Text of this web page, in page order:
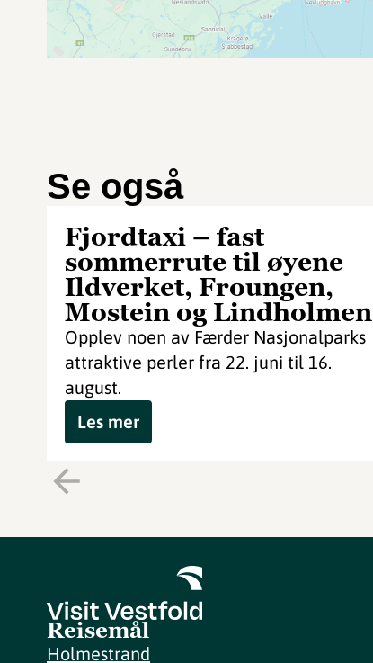
Se også
Fjordtaxi – fast
sommerrute til øyene
Ildverket, Froungen,
Mostein og Lindholmen
Opplev noen av Færder Nasjonalparks
attraktive perler fra 22. juni til 16.
august.
Les mer
Reisemål
Holmestrand